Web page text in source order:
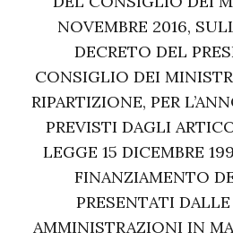
NOVEMBRE 2016,
DECRETO DEL
CONSIGLIO DEI
RIPARTIZIONE, PER
PREVISTI DAGLI
LEGGE 15 DICEMBRE
FINANZIAMENTO
PRESENTATI
AMMINISTRAZIONI IN